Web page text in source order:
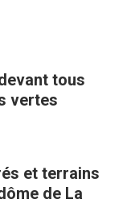
tous
vertes
et terrains
de La